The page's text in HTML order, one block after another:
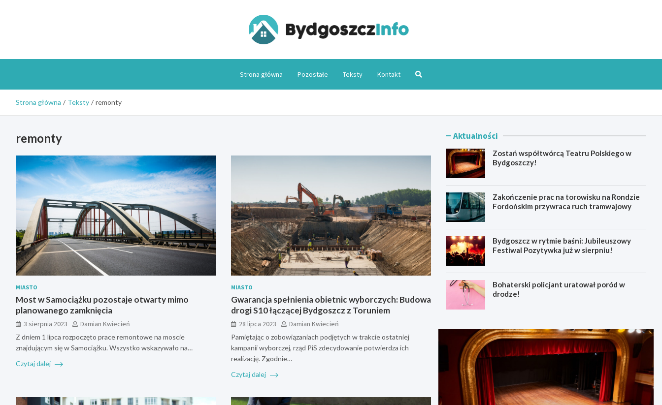
Strona główna Pozostałe Teksty Kontakt
Strona główna Teksty remonty
remonty
MIASTO
Most w Samociążku pozostaje otwarty mimo
planowanego zamknięcia
3 sierpnia 2023 Damian Kwiecień
Z dniem 1 lipca rozpoczęto prace remontowe na moscie
znajdującym się w Samociążku. Wszystko wskazywało na…
Czytaj dalej
MIASTO
Gwarancja spełnienia obietnic wyborczych: Budowa
drogi S10 łączącej Bydgoszcz z Toruniem
28 lipca 2023 Damian Kwiecień
Pamiętając o zobowiązaniach podjętych w trakcie ostatniej
kampanii wyborczej, rząd PiS zdecydowanie potwierdza ich
realizację. Zgodnie…
Czytaj dalej
Aktualności
Zostań współtwórcą Teatru Polskiego w
Bydgoszczy!
Zakończenie prac na torowisku na Rondzie
Fordońskim przywraca ruch tramwajowy
Bydgoszcz w rytmie baśni: Jubileuszowy
Festiwal Pozytywka już w sierpniu!
Bohaterski policjant uratował poród w
drodze!